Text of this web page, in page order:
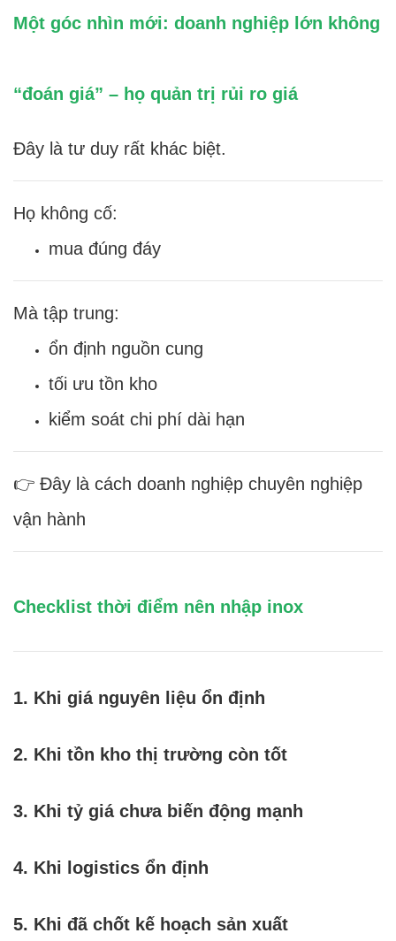
Một góc nhìn mới: doanh nghiệp lớn không
“đoán giá” – họ quản trị rủi ro giá
Đây là tư duy rất khác biệt.
Họ không cố:
mua đúng đáy
Mà tập trung:
ổn định nguồn cung
tối ưu tồn kho
kiểm soát chi phí dài hạn
👉 Đây là cách doanh nghiệp chuyên nghiệp
vận hành
Checklist thời điểm nên nhập inox
1. Khi giá nguyên liệu ổn định
2. Khi tồn kho thị trường còn tốt
3. Khi tỷ giá chưa biến động mạnh
4. Khi logistics ổn định
5. Khi đã chốt kế hoạch sản xuất